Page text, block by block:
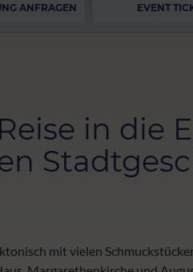
ANFRAGEN EVENT
in die
mit vielen